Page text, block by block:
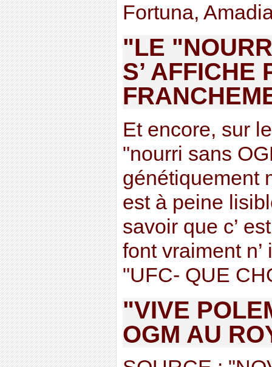
Fortuna,
"LE
S’ AFFICHE
Et encore, sur
"nourri sans
génétiquement
est à peine
savoir que c’
font vraiment
"UFC- QUE
"VIVE
OGM AU